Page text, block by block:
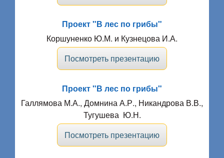
Проект "В лес по грибы"
Коршуненко Ю.М. и Кузнецова И.А.
Посмотреть презентацию
Проект "В лес по грибы"
Галлямова М.А., Домнина А.Р., Никандрова В.В.,
Тугушева Ю.Н.
Посмотреть презентацию